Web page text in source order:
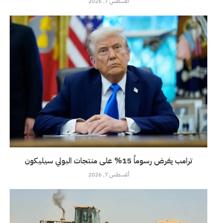
ترامب يفرض رسوماً 15% على منتجات البولي سيليكون
أغسطس 7, 2026